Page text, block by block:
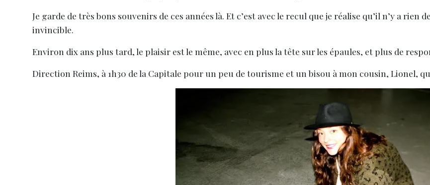
Je garde de très bons souvenirs de ces années là. Et c’est avec le recul que je réalise qu’il n’y a
invincible.
Environ dix ans plus tard, le plaisir est le même, avec en plus la tête sur les épaules, et plus de
Direction Reims, à 1h30 de la Capitale pour un peu de tourisme et un bisou à mon cousin, Lionel,